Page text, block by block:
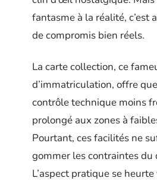
fantasme à la réalité, c’est
de compromis bien réels.
La carte collection, ce
d’immatriculation, offre
contrôle technique moins
prolongé aux zones à
Pourtant, ces facilités ne
gommer les contraintes du
L’aspect pratique se